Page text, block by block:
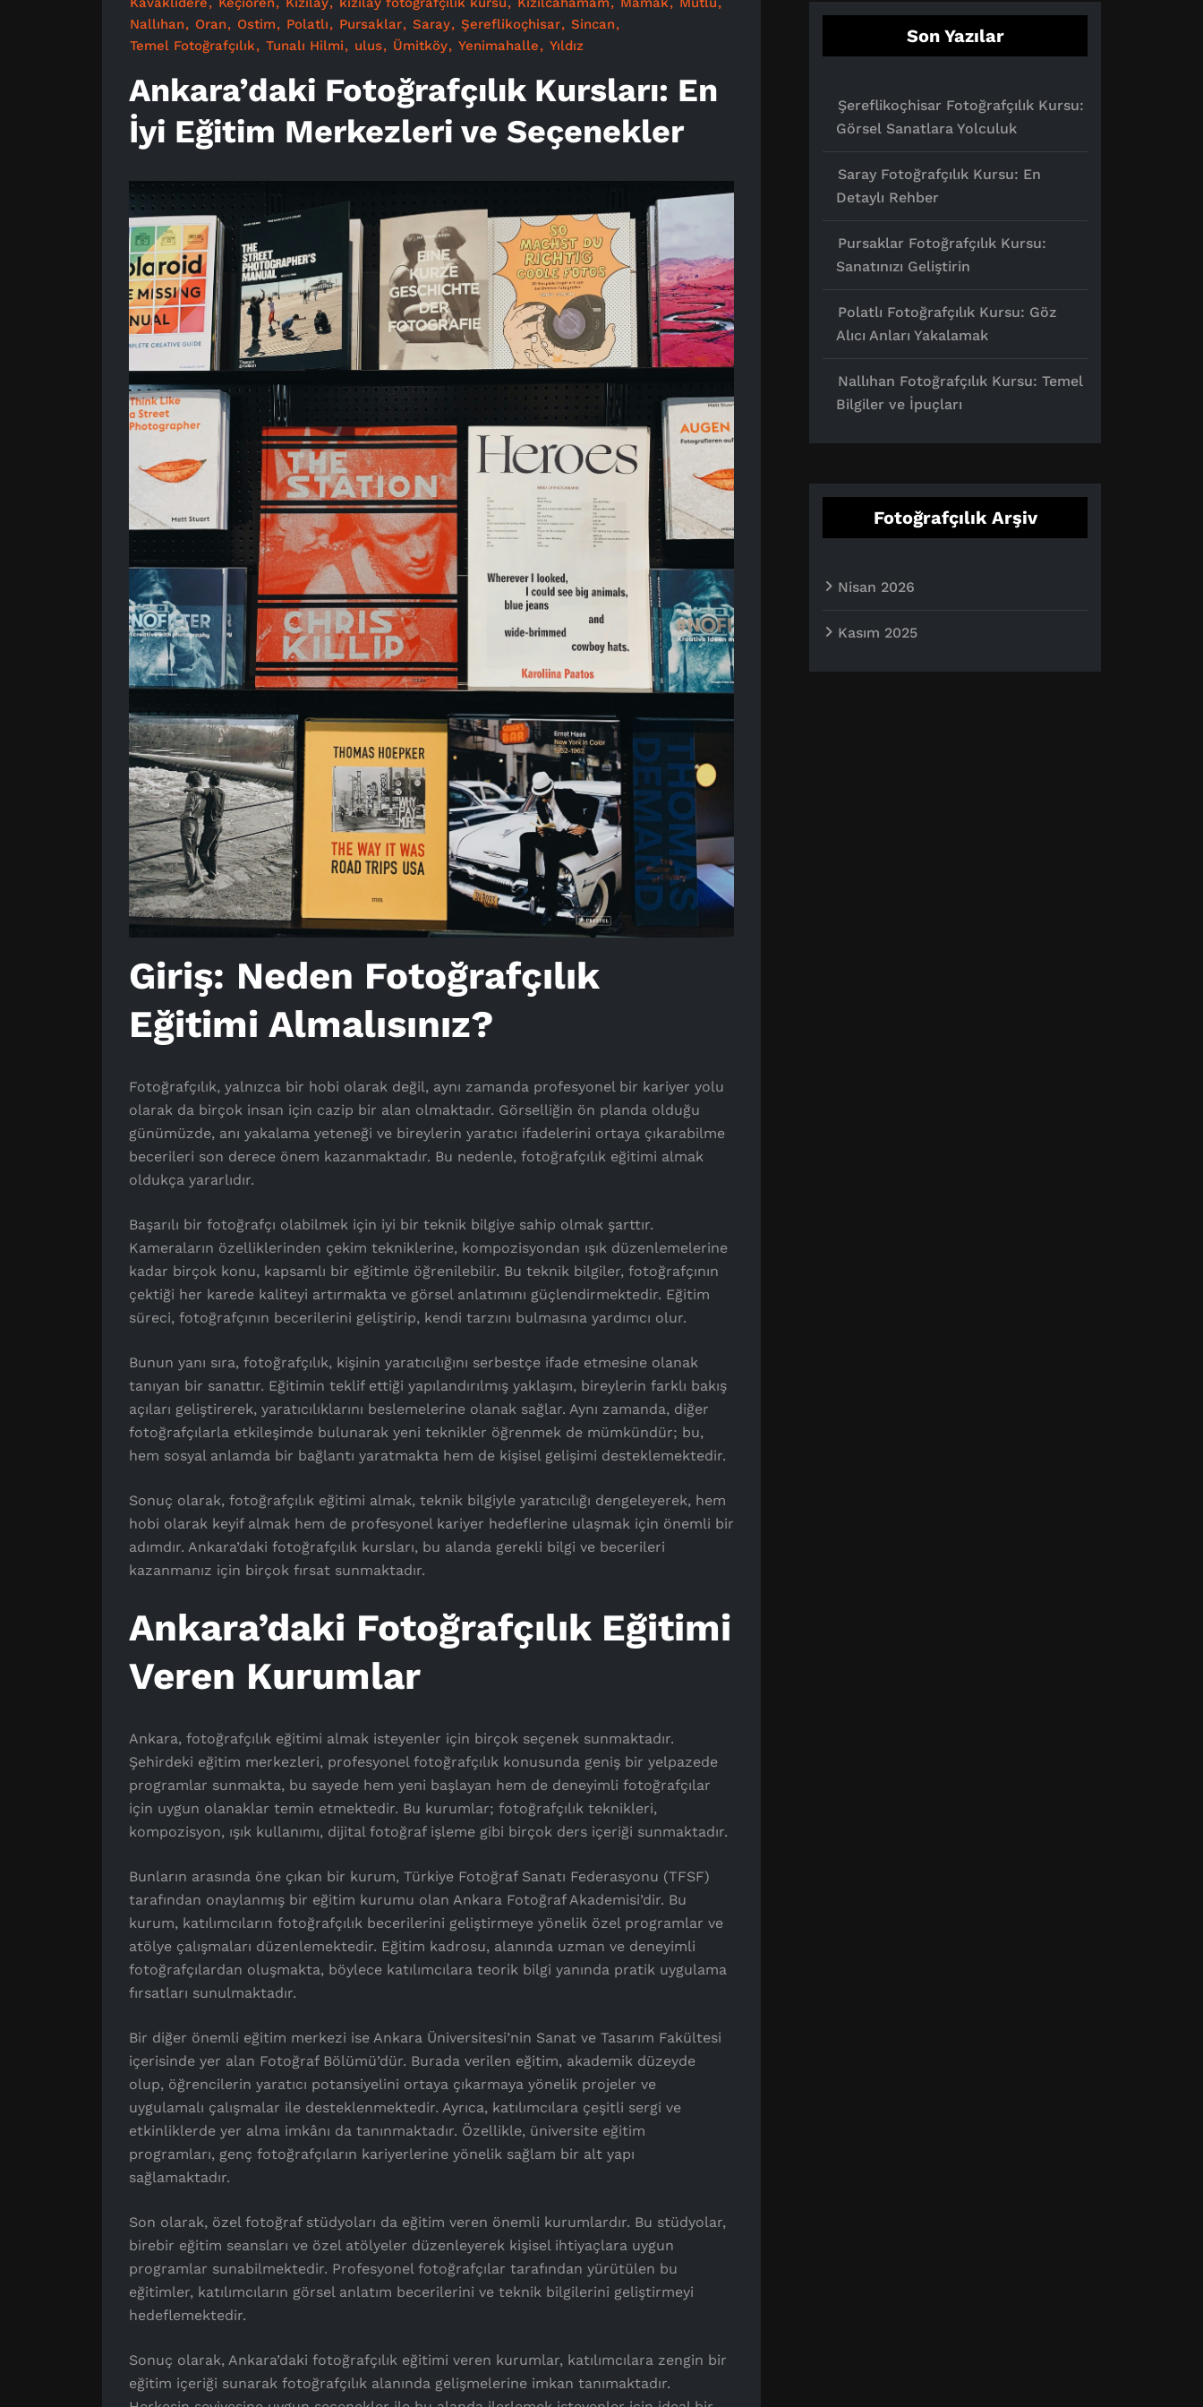
Nallıhan
Oran Ostim Polatlı Pursaklar Saray Şereflikoçhisar
Sincan
Temel Fotoğrafçılık
Tunalı Hilmi ulus Ümitköy Yenimahalle Yıldız
Ankara’daki Fotoğrafçılık Kursları: En
İyi Eğitim Merkezleri ve Seçenekler
Giriş: Neden Fotoğrafçılık
Eğitimi Almalısınız?
Fotoğrafçılık, yalnızca bir hobi olarak değil, aynı zamanda profesyonel bir kariyer yolu
olarak da birçok insan için cazip bir alan olmaktadır. Görselliğin ön planda olduğu
günümüzde, anı yakalama yeteneği ve bireylerin yaratıcı ifadelerini ortaya çıkarabilme
becerileri son derece önem kazanmaktadır. Bu nedenle, fotoğrafçılık eğitimi almak
oldukça yararlıdır.
Başarılı bir fotoğrafçı olabilmek için iyi bir teknik bilgiye sahip olmak şarttır.
Kameraların özelliklerinden çekim tekniklerine, kompozisyondan ışık düzenlemelerine
kadar birçok konu, kapsamlı bir eğitimle öğrenilebilir. Bu teknik bilgiler, fotoğrafçının
çektiği her karede kaliteyi artırmakta ve görsel anlatımını güçlendirmektedir. Eğitim
süreci, fotoğrafçının becerilerini geliştirip, kendi tarzını bulmasına yardımcı olur.
Bunun yanı sıra, fotoğrafçılık, kişinin yaratıcılığını serbestçe ifade etmesine olanak
tanıyan bir sanattır. Eğitimin teklif ettiği yapılandırılmış yaklaşım, bireylerin farklı bakış
açıları geliştirerek, yaratıcılıklarını beslemelerine olanak sağlar. Aynı zamanda, diğer
fotoğrafçılarla etkileşimde bulunarak yeni teknikler öğrenmek de mümkündür; bu,
hem sosyal anlamda bir bağlantı yaratmakta hem de kişisel gelişimi desteklemektedir.
Sonuç olarak, fotoğrafçılık eğitimi almak, teknik bilgiyle yaratıcılığı dengeleyerek, hem
hobi olarak keyif almak hem de profesyonel kariyer hedeflerine ulaşmak için önemli bir
adımdır. Ankara’daki fotoğrafçılık kursları, bu alanda gerekli bilgi ve becerileri
kazanmanız için birçok fırsat sunmaktadır.
Ankara’daki Fotoğrafçılık Eğitimi
Veren Kurumlar
Ankara, fotoğrafçılık eğitimi almak isteyenler için birçok seçenek sunmaktadır.
Şehirdeki eğitim merkezleri, profesyonel fotoğrafçılık konusunda geniş bir yelpazede
programlar sunmakta, bu sayede hem yeni başlayan hem de deneyimli fotoğrafçılar
için uygun olanaklar temin etmektedir. Bu kurumlar; fotoğrafçılık teknikleri,
kompozisyon, ışık kullanımı, dijital fotoğraf işleme gibi birçok ders içeriği sunmaktadır.
Bunların arasında öne çıkan bir kurum, Türkiye Fotoğraf Sanatı Federasyonu (TFSF)
tarafından onaylanmış bir eğitim kurumu olan Ankara Fotoğraf Akademisi’dir. Bu
kurum, katılımcıların fotoğrafçılık becerilerini geliştirmeye yönelik özel programlar ve
atölye çalışmaları düzenlemektedir. Eğitim kadrosu, alanında uzman ve deneyimli
fotoğrafçılardan oluşmakta, böylece katılımcılara teorik bilgi yanında pratik uygulama
fırsatları sunulmaktadır.
Bir diğer önemli eğitim merkezi ise Ankara Üniversitesi’nin Sanat ve Tasarım Fakültesi
içerisinde yer alan Fotoğraf Bölümü’dür. Burada verilen eğitim, akademik düzeyde
olup, öğrencilerin yaratıcı potansiyelini ortaya çıkarmaya yönelik projeler ve
uygulamalı çalışmalar ile desteklenmektedir. Ayrıca, katılımcılara çeşitli sergi ve
etkinliklerde yer alma imkânı da tanınmaktadır. Özellikle, üniversite eğitim
programları, genç fotoğrafçıların kariyerlerine yönelik sağlam bir alt yapı
sağlamaktadır.
Son olarak, özel fotoğraf stüdyoları da eğitim veren önemli kurumlardır. Bu stüdyolar,
birebir eğitim seansları ve özel atölyeler düzenleyerek kişisel ihtiyaçlara uygun
programlar sunabilmektedir. Profesyonel fotoğrafçılar tarafından yürütülen bu
eğitimler, katılımcıların görsel anlatım becerilerini ve teknik bilgilerini geliştirmeyi
hedeflemektedir.
Sonuç olarak, Ankara’daki fotoğrafçılık eğitimi veren kurumlar, katılımcılara zengin bir
eğitim içeriği sunarak fotoğrafçılık alanında gelişmelerine imkan tanımaktadır.
Son Yazılar
Şereflikoçhisar Fotoğrafçılık Kursu:
Görsel Sanatlara Yolculuk
Saray Fotoğrafçılık Kursu: En
Detaylı Rehber
Pursaklar Fotoğrafçılık Kursu:
Sanatınızı Geliştirin
Polatlı Fotoğrafçılık Kursu: Göz
Alıcı Anları Yakalamak
Nallıhan Fotoğrafçılık Kursu: Temel
Bilgiler ve İpuçları
Fotoğrafçılık Arşiv
Nisan 2026
Kasım 2025